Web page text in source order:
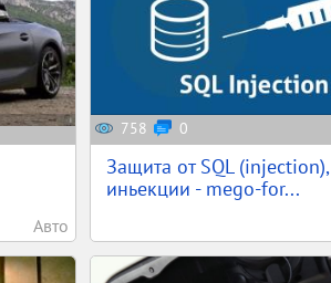
Авто
758 0
Защита от SQL
иньекции - mego-for...